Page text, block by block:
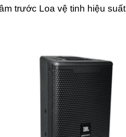
trước Loa vệ tinh hiệu suất